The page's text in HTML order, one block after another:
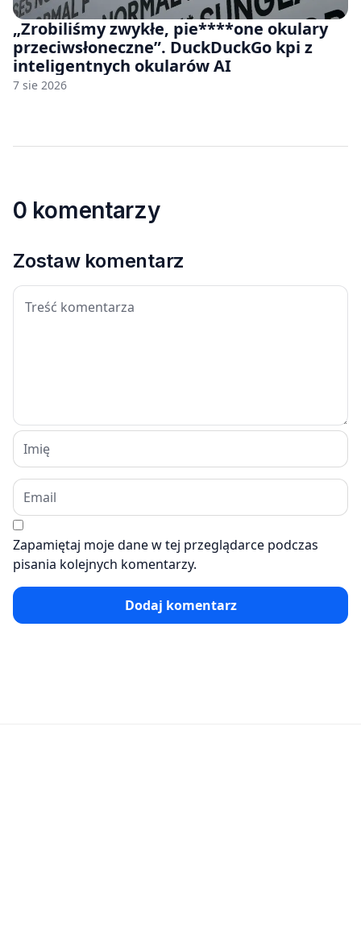
„Zrobiliśmy zwykłe, pie****one okulary
przeciwsłoneczne”. DuckDuckGo kpi z
inteligentnych okularów AI
7 sie 2026
0 komentarzy
Zostaw komentarz
Zapamiętaj moje dane w tej przeglądarce podczas
pisania kolejnych komentarzy.
Dodaj komentarz